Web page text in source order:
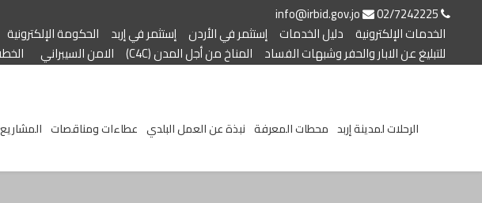
الخدمات الإلكترونية دليل الخدمات إستثمر في الأردن إستثمر في إربد الحكومة الإلكترونية
للتبليغ عن الابار والحفر وشبهات الفساد المناخ من أجل المدن (C4C) الامن السيبراني
الرحلات لمدينة إربد محطات المعرفة نبذة عن العمل البلدي عطاءات ومناقصات المشاريع